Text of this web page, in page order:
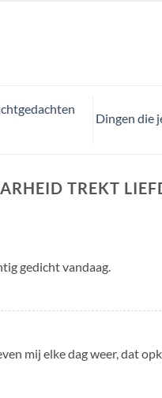
Dingen die
TREKT
gedicht vandaag.
mij elke dag weer, dat